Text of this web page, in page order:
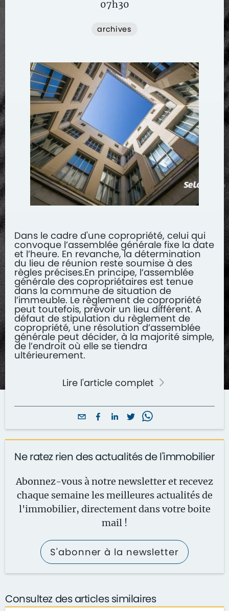
07h30
archives
Dans le cadre d'une copropriété, celui qui
convoque l’assemblée générale fixe la date
et l’heure. En revanche, la détermination
du lieu de réunion reste soumise à des
règles précises.En principe, l’assemblée
générale des copropriétaires est tenue
dans la commune de situation de
l’immeuble. Le règlement de copropriété
peut toutefois, prévoir un lieu différent. A
défaut de stipulation du règlement de
copropriété, une résolution d’assemblée
générale peut décider, à la majorité simple,
de l’endroit où elle se tiendra
ultérieurement.
Lire l'article complet
Ne ratez rien des actualités de l'immobilier
Abonnez-vous à notre newsletter et recevez
chaque semaine les meilleures actualités de
l'immobilier, directement dans votre boite
mail !
S'abonner à la newsletter
Consultez des articles similaires